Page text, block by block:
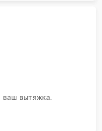
вытяжка.